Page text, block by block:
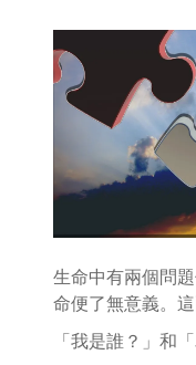
生命中有兩個問
命便了無意義。這
「我是誰？」和